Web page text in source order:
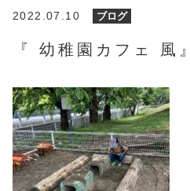
2022.07.10 ブログ
『 幼稚園カフェ 風』